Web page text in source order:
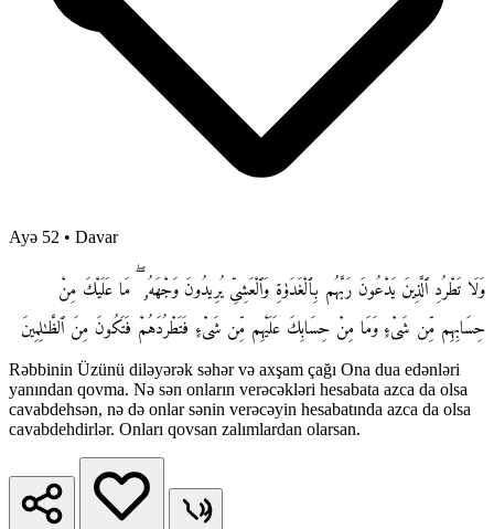
Ayə 52 • Davar
وَلَا تَطْرُدِ ٱلَّذِينَ يَدْعُونَ رَبَّهُم بِٱلْغَدَوٰةِ وَٱلْعَشِىِّ يُرِيدُونَ وَجْهَهُۥ ۖ مَا عَلَيْكَ مِنْ
حِسَابِهِم مِّن شَىْءٍ وَمَا مِنْ حِسَابِكَ عَلَيْهِم مِّن شَىْءٍ فَتَطْرُدَهُمْ فَتَكُونَ مِنَ ٱلظَّـٰلِمِينَ
Rəbbinin Üzünü diləyərək səhər və axşam çağı Ona dua edənləri
yanından qovma. Nə sən onların verəcəkləri hesabata azca da olsa
cavabdehsən, nə də onlar sənin verəcəyin hesabatında azca da olsa
cavabdehdirlər. Onları qovsan zalımlardan olarsan.